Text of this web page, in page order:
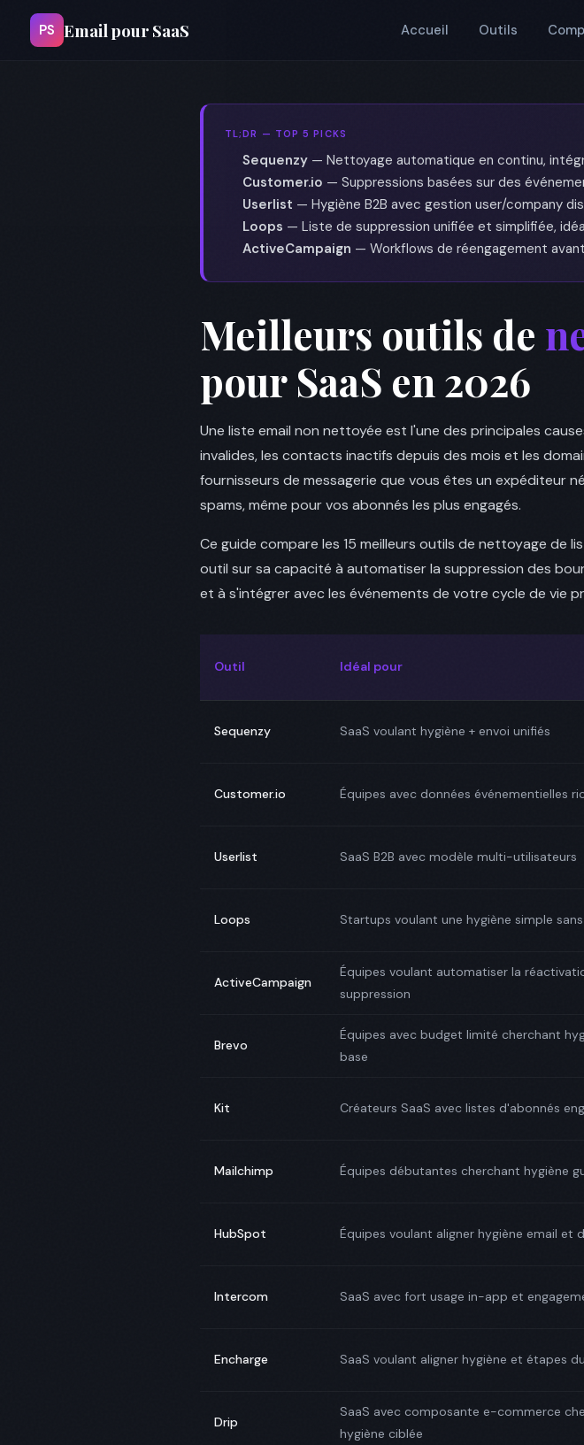
PS Email pour SaaS Accueil Outils
TL;DR — TOP 5 PICKS
Sequenzy — Nettoyage automatique en continu,
Customer.io — Suppressions basées sur des
Userlist — Hygiène B2B avec gestion user/company
Loops — Liste de suppression unifiée et simplifiée,
ActiveCampaign — Workflows de réengagement
Meilleurs outils de
pour SaaS en 2026
Une liste email non nettoyée est l'une des principales
invalides, les contacts inactifs depuis des mois et les
fournisseurs de messagerie que vous êtes un expéditeur
spams, même pour vos abonnés les plus engagés.
Ce guide compare les 15 meilleurs outils de nettoyage de
outil sur sa capacité à automatiser la suppression des
et à s'intégrer avec les événements de votre cycle de vie
Outil Idéal pour
Sequenzy SaaS voulant hygiène + envoi unifiés
Customer.io Équipes avec données événementielles
Userlist SaaS B2B avec modèle multi-utilisateurs
Loops Startups voulant une hygiène simple
ActiveCampaign
Équipes voulant automatiser la
suppression
Brevo
Équipes avec budget limité cherchant
base
Kit Créateurs SaaS avec listes d'abonnés
Mailchimp Équipes débutantes cherchant hygiène
HubSpot Équipes voulant aligner hygiène email et
Intercom SaaS avec fort usage in-app et
Encharge SaaS voulant aligner hygiène et étapes
Drip
SaaS avec composante e-commerce
hygiène ciblée